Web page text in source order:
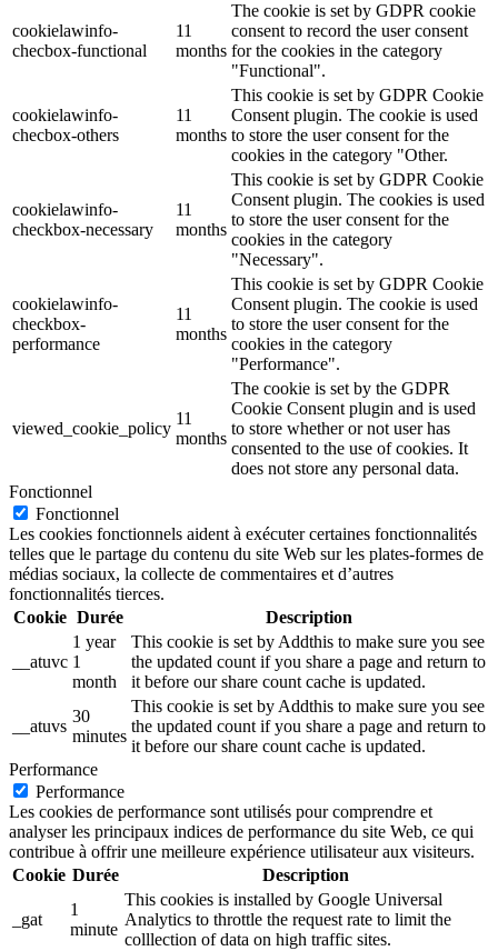
cookielawinfo-
checbox-functional
11
months
The cookie is set by GDPR cookie
consent to record the user consent
for the cookies in the category
"Functional".
cookielawinfo-
checbox-others
11
months
This cookie is set by GDPR Cookie
Consent plugin. The cookie is used
to store the user consent for the
cookies in the category "Other.
cookielawinfo-
checkbox-necessary
11
months
This cookie is set by GDPR Cookie
Consent plugin. The cookies is used
to store the user consent for the
cookies in the category
"Necessary".
cookielawinfo-
checkbox-
performance
11
months
This cookie is set by GDPR Cookie
Consent plugin. The cookie is used
to store the user consent for the
cookies in the category
"Performance".
viewed_cookie_policy
11
months
The cookie is set by the GDPR
Cookie Consent plugin and is used
to store whether or not user has
consented to the use of cookies. It
does not store any personal data.
Fonctionnel
Fonctionnel
Les cookies fonctionnels aident à exécuter certaines fonctionnalités
telles que le partage du contenu du site Web sur les plates-formes de
médias sociaux, la collecte de commentaires et d’autres
fonctionnalités tierces.
Cookie Durée Description
__atuvc
1 year
1
month
This cookie is set by Addthis to make sure you see
the updated count if you share a page and return to
it before our share count cache is updated.
__atuvs
30
minutes
This cookie is set by Addthis to make sure you see
the updated count if you share a page and return to
it before our share count cache is updated.
Performance
Performance
Les cookies de performance sont utilisés pour comprendre et
analyser les principaux indices de performance du site Web, ce qui
contribue à offrir une meilleure expérience utilisateur aux visiteurs.
Cookie Durée Description
_gat
1
minute
This cookies is installed by Google Universal
Analytics to throttle the request rate to limit the
colllection of data on high traffic sites.